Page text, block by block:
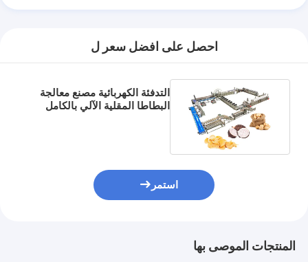
احصل على افضل سعر ل
التدفئة الكهربائية مصنع معالجة
البطاطا المقلية الآلي بالكامل
استمر
المنتجات الموصى بها